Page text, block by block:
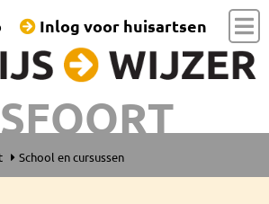
Inlog voor huisartsen
School en cursussen